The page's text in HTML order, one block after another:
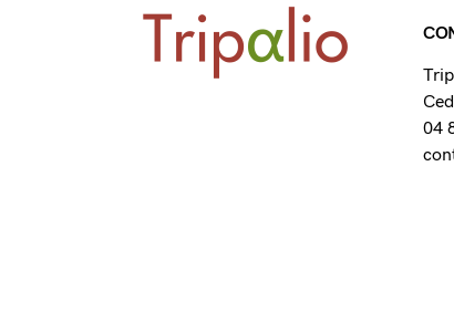
04